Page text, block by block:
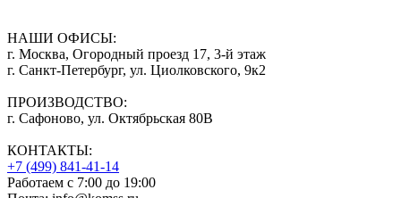
НАШИ ОФИСЫ:
г. Москва, Огородный проезд 17, 3-й этаж
г. Санкт-Петербург, ул. Циолковского, 9к2
ПРОИЗВОДСТВО:
г. Сафоново, ул. Октябрьская 80В
КОНТАКТЫ:
+7 (499) 841-41-14
Работаем с 7:00 до 19:00